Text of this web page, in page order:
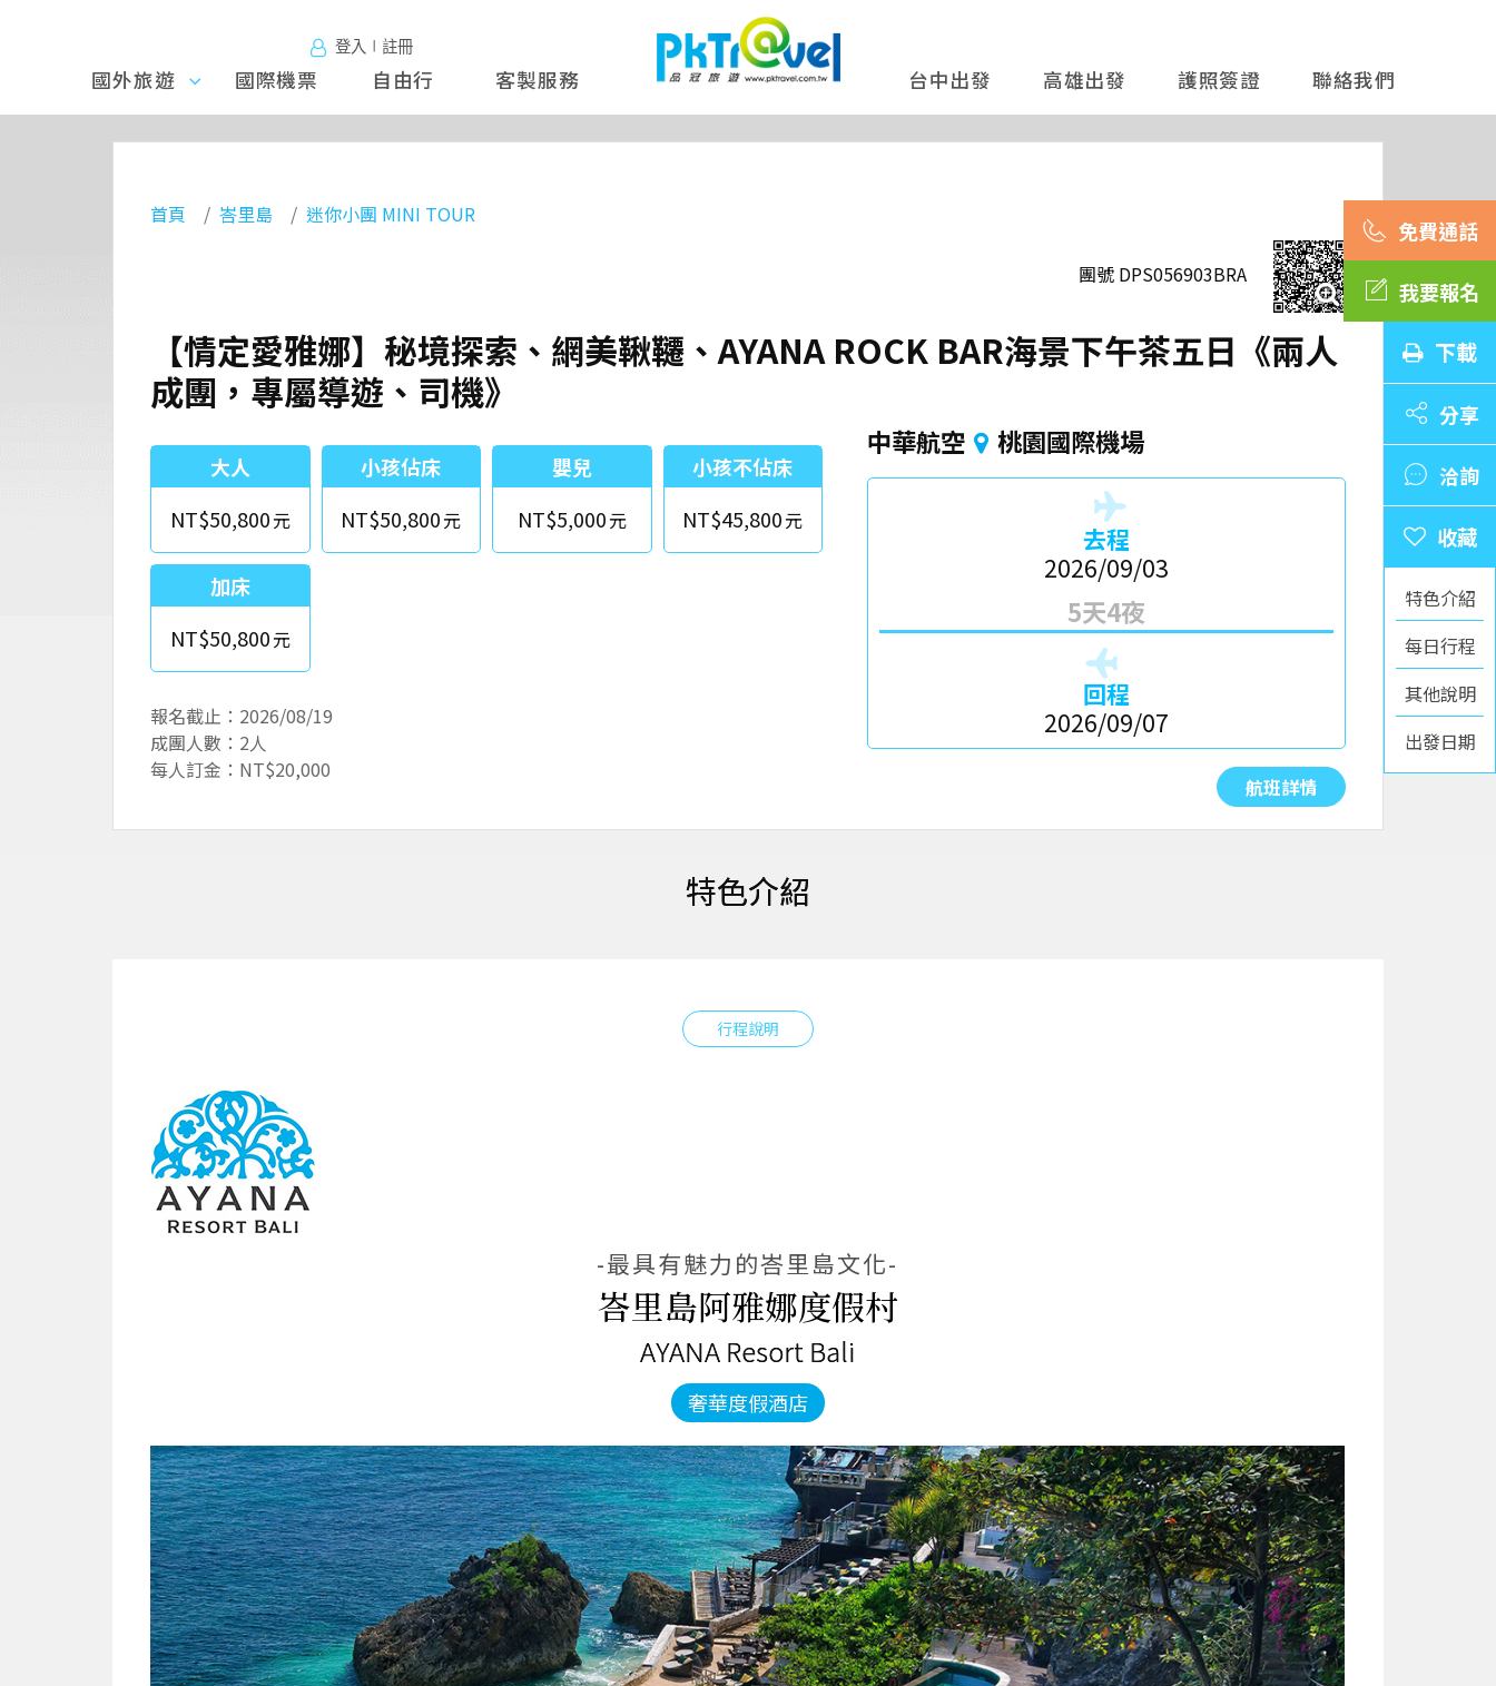
登入∣註冊
國外旅
遊
國外旅遊 國際機票 自由行 客製服務 台中出發 高雄出發 護照簽證 聯絡我們
我要報名
下載
分享
洽詢
特色介紹
每日行程
其他說明
出發日期
首頁 峇里島 迷你小團 MINI TOUR
團號 DPS056903BRA
【情定愛雅娜】秘境探索、網美鞦韆、AYANA ROCK BAR海景下午茶五日《兩人
成團，專屬導遊、司機》
大人
NT$50,800
小孩佔床
NT$50,800
嬰兒
NT$5,000
小孩不佔床
NT$45,800
加床
NT$50,800
報名截止：2026/08/19
成團人數：2人
每人訂金：NT$20,000
中華航空 桃園國際機場
去程
2026/09/03
5天4夜
回程
2026/09/07
航班詳情
特色介紹
行程說明
-最具有魅力的峇里島文化-
峇里島阿雅娜度假村
AYANA Resort Bali
奢華度假酒店